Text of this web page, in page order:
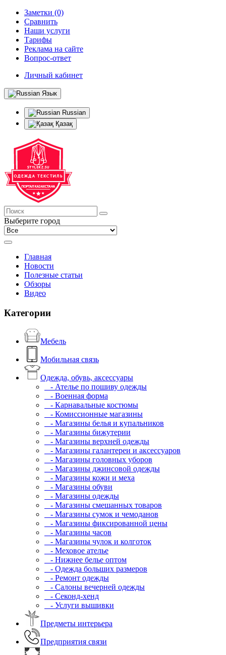
Заметки (0)
Сравнить
Наши услуги
Тарифы
Реклама на сайте
Вопрос-ответ
Личный кабинет
Язык
Russian
Қазақ
Выберите город
Главная
Новости
Полезные статьи
Обзоры
Видео
Категории
Мебель
Мобильная связь
Одежда, обувь, аксессуары
- Ателье по пошиву одежды
- Военная форма
- Карнавальные костюмы
- Комиссионные магазины
- Магазины белья и купальников
- Магазины бижутерии
- Магазины верхней одежды
- Магазины галантереи и аксессуаров
- Магазины головных уборов
- Магазины джинсовой одежды
- Магазины кожи и меха
- Магазины обуви
- Магазины одежды
- Магазины смешанных товаров
- Магазины сумок и чемоданов
- Магазины фиксированной цены
- Магазины часов
- Магазины чулок и колготок
- Меховое ателье
- Нижнее белье оптом
- Одежда больших размеров
- Ремонт одежды
- Салоны вечерней одежды
- Секонд-хенд
- Услуги вышивки
Предметы интерьера
Предприятия связи